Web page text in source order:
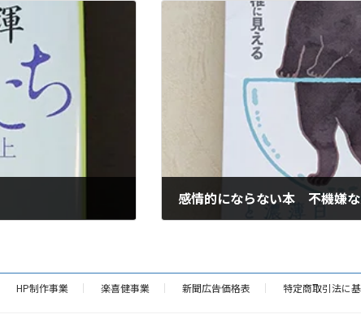
感情的にならない本 不機嫌
HP制作事業 楽喜健事業 新聞広告価格表 特定商取引法に